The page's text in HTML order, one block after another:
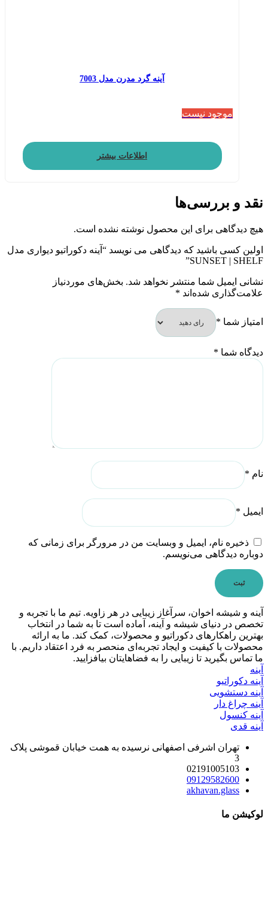
آینه گرد مدرن مدل 7003
موجود نیست
اطلاعات بیشتر
نقد و بررسی‌ها
هیچ دیدگاهی برای این محصول نوشته نشده است.
اولین کسی باشید که دیدگاهی می نویسد “آینه دکوراتیو دیواری مدل
SUNSET | SHELF”
نشانی ایمیل شما منتشر نخواهد شد. بخش‌های موردنیاز
علامت‌گذاری شده‌اند *
امتیاز شما *
دیدگاه شما *
نام *
ایمیل *
ذخیره نام، ایمیل و وبسایت من در مرورگر برای زمانی که
دوباره دیدگاهی می‌نویسم.
آینه و شیشه اخوان، سرآغاز زیبایی در هر زاویه. تیم ما با تجربه و
تخصص در دنیای شیشه و آینه، آماده است تا به شما در انتخاب
بهترین راهکارهای دکوراتیو و محصولات، کمک کند. ما به ارائه
محصولات با کیفیت و ایجاد تجربه‌ای منحصر به فرد اعتقاد داریم. با
ما تماس بگیرید تا زیبایی را به فضاهایتان بیافزایید.
آینه
آینه دکوراتیو
آینه دستشویی
آینه چراغ دار
آینه کنسول
آینه قدی
تهران اشرفی اصفهانی نرسیده به همت خیابان قموشی پلاک
3
02191005103
09129582600
akhavan.glass
لوکیشن ما